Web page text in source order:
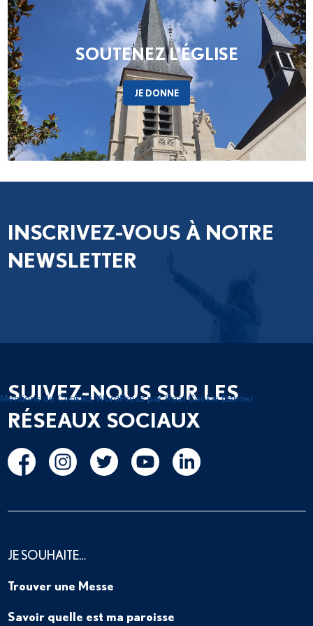
discernement, à partir des fruits de la phase
de consultation menée dans...
SOUTENEZ L'ÉGLISE
JE DONNE
INSCRIVEZ-VOUS À NOTRE
NEWSLETTER
SUIVEZ-NOUS SUR LES
RÉSEAUX SOCIAUX
JE SOUHAITE…
Trouver une Messe
Savoir quelle est ma paroisse
Mentions de Cookies WordPress par Real Cookie Banner